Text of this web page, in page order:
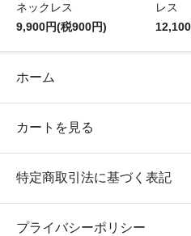
ネックレス
9,900円(税900円)
レス
ホーム
カートを見る
特定商取引法に基づく表記
プライバシーポリシー